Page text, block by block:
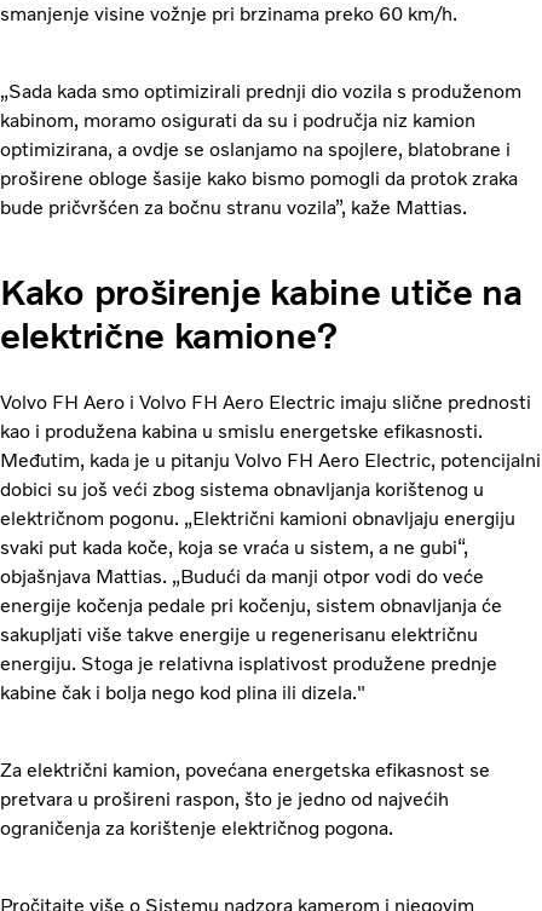
smanjenje visine vožnje pri brzinama preko 60 km/h.
„Sada kada smo optimizirali prednji dio vozila s produženom
kabinom, moramo osigurati da su i područja niz kamion
optimizirana, a ovdje se oslanjamo na spojlere, blatobrane i
proširene obloge šasije kako bismo pomogli da protok zraka
bude pričvršćen za bočnu stranu vozila”, kaže Mattias.
Kako proširenje kabine utiče na
električne kamione?
Volvo FH Aero i Volvo FH Aero Electric imaju slične prednosti
kao i produžena kabina u smislu energetske efikasnosti.
Međutim, kada je u pitanju Volvo FH Aero Electric, potencijalni
dobici su još veći zbog sistema obnavljanja korištenog u
električnom pogonu. „Električni kamioni obnavljaju energiju
svaki put kada koče, koja se vraća u sistem, a ne gubi“,
objašnjava Mattias. „Budući da manji otpor vodi do veće
energije kočenja pedale pri kočenju, sistem obnavljanja će
sakupljati više takve energije u regenerisanu električnu
energiju. Stoga je relativna isplativost produžene prednje
kabine čak i bolja nego kod plina ili dizela."
Za električni kamion, povećana energetska efikasnost se
pretvara u prošireni raspon, što je jedno od najvećih
ograničenja za korištenje električnog pogona.
Pročitajte više o Sistemu nadzora kamerom i njegovim